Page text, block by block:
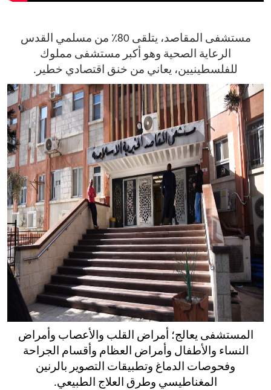
مستشفى المقاصد، يتلقى 80٪ من مسلمي القدس
الرعاية الصحية وهو أكبر مستشفى مملوك
للفلسطينيين، يعاني من خنق اقتصادي خطير.
المستشفى يعالج؛ أمراض القلب والأعصاب وأمراض
النساء والأطفال وأمراض العظام وأقسام الجراحة
وفحوصات الدماغ وتطبيقات التصوير بالرنين
المغناطيسي وطرق العلاج الطبيعي.